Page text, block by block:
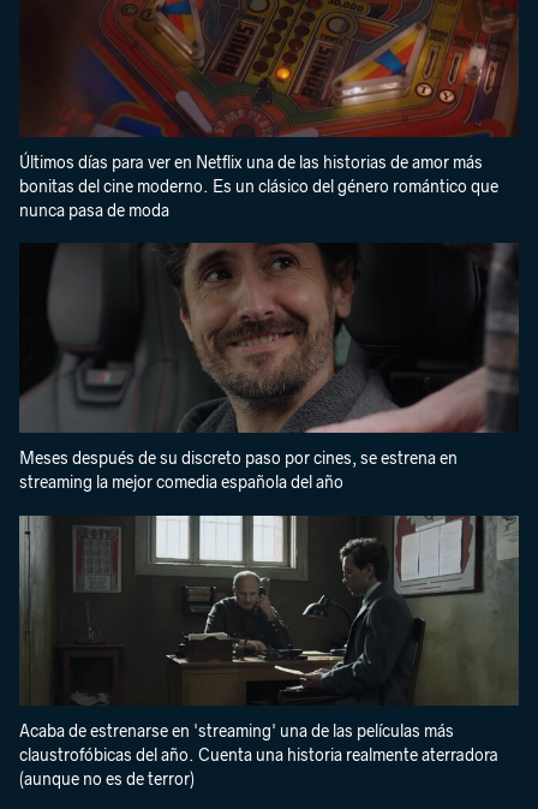
Últimos días para ver en Netflix una de las historias de amor más
bonitas del cine moderno. Es un clásico del género romántico que
nunca pasa de moda
Meses después de su discreto paso por cines, se estrena en
streaming la mejor comedia española del año
Acaba de estrenarse en 'streaming' una de las películas más
claustrofóbicas del año. Cuenta una historia realmente aterradora
(aunque no es de terror)